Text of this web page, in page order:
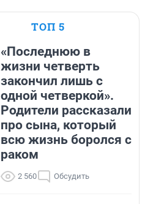
ТОП 5
«Последнюю в
жизни четверть
закончил лишь с
одной четверкой».
Родители рассказали
про сына, который
всю жизнь боролся с
раком
2 560 Обсудить